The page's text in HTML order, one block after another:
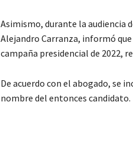
Asimismo, durante la audiencia
Alejandro Carranza, informó
campaña presidencial de 2022,
De acuerdo con el abogado, se
nombre del entonces candidato.